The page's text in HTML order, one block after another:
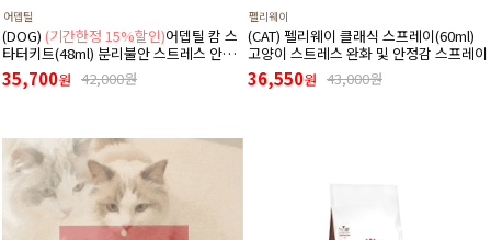
어뎁틸
(DOG) (기간한정 15%할인)어뎁틸 캄 스
타터키트(48ml) 분리불안 스트레스 안정
디퓨저 (리필+본품(훈증기)구성)
35,700원 42,000원
펠리웨이
(CAT) 펠리웨이 클래식 스프레이(60ml)
고양이 스트레스 완화 및 안정감 스프레이
36,550원 43,000원